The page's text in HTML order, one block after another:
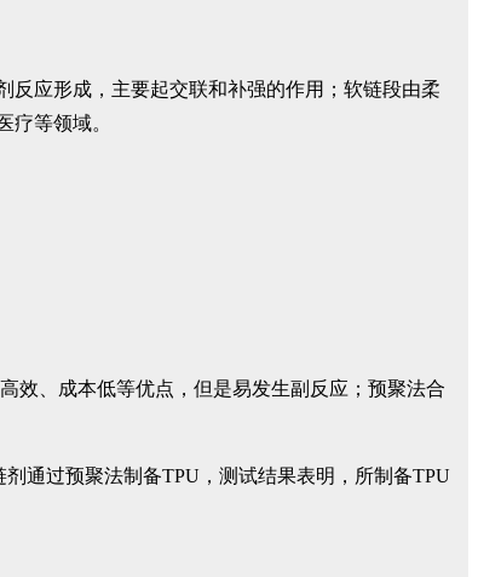
反应形成，主要起交联和补强的作用；软链段由柔
等领域。
效、成本低等优点，但是易发生副反应；预聚法合
通过预聚法制备TPU，测试结果表明，所制备TPU